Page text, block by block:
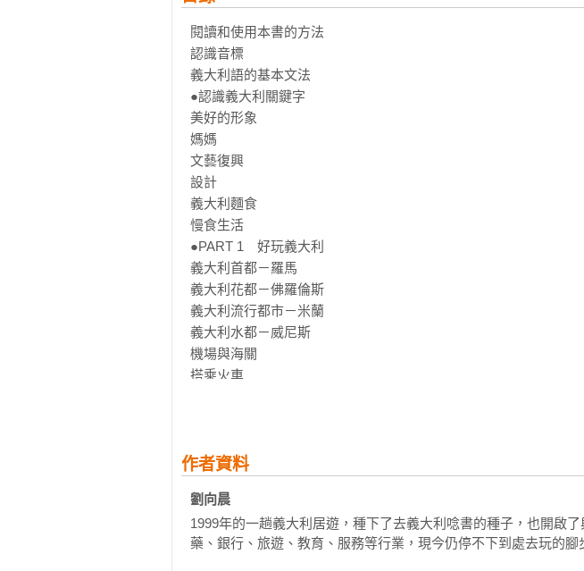
閱讀和使用本書的方法
認識音標
義大利語的基本文法
●認識義大利關鍵字
美好的形象
媽媽
文藝復興
設計
義大利麵食
慢食生活
●PART 1　好玩義大利
義大利首都－羅馬
義大利花都－佛羅倫斯
義大利流行都市－米蘭
義大利水都－威尼斯
機場與海關
搭乘火車
足球
歌劇
天主教
＊生活用語２：問候、招呼語
作者資料
劉向晨
1999年的一趟義大利居遊，種下了去義大利唸書的種子，也開啟
藥、銀行、旅遊、教育、服務等行業，現今仍停不下到處去玩的腳